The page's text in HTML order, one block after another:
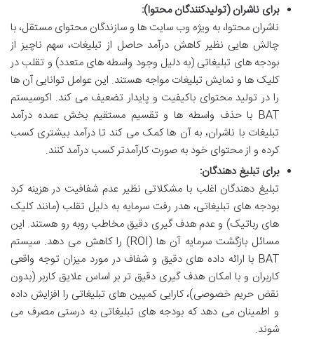
برای ناشران (تولیدکنندگان محتوا):
ناشران محتوا، به ویژه وب سایت ها و سازندگان محتوای مستقل، با
چالش هایی نظیر کاهش درآمد حاصل از تبلیغات، سهم ناچیز از
بودجه های تبلیغاتی (به دلیل وجود واسطه های متعدد) و تقلب در
کلیک ها و نمایش تبلیغات مواجه هستند. این عوامل توانایی آن ها
را در تولید محتوای باکیفیت و پایدار تضعیف می کند. اکوسیستم
BAT با حذف واسطه ها و تقسیم مستقیم بخش عمده درآمد
تبلیغات با ناشران، به آن ها کمک می کند تا درآمد بیشتری کسب
کرده و از محتوای خود به صورت کارآمدتر کسب درآمد کنند.
برای تبلیغ دهندگان:
تبلیغ دهندگان اغلب با مشکلاتی نظیر عدم شفافیت در هزینه کرد
بودجه های تبلیغاتی، هدر رفت سرمایه به دلیل تقلب (مانند کلیک
های رباتیک) و عدم هدف گیری دقیق مخاطب روبه رو هستند. این
مسائل بازگشت سرمایه آن ها (ROI) را کاهش می دهد. سیستم
BAT با ارائه داده های دقیق و شفاف در مورد میزان توجه واقعی
کاربران و با امکان هدف گیری دقیق تر بر اساس علایق کاربر (بدون
نقض حریم خصوصی)، کارایی کمپین های تبلیغاتی را افزایش داده
و اطمینان می دهد که بودجه های تبلیغاتی به درستی مصرف می
شوند.